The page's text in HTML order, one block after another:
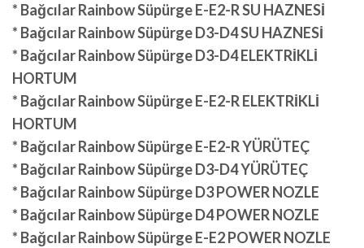
* Bağcılar Rainbow Süpürge E-E2-R SU HAZNESİ
* Bağcılar Rainbow Süpürge D3-D4 SU HAZNESİ
* Bağcılar Rainbow Süpürge D3-D4 ELEKTRİKLİ
HORTUM
* Bağcılar Rainbow Süpürge E-E2-R ELEKTRİKLİ
HORTUM
* Bağcılar Rainbow Süpürge E-E2-R YÜRÜTEÇ
* Bağcılar Rainbow Süpürge D3-D4 YÜRÜTEÇ
* Bağcılar Rainbow Süpürge D3 POWER NOZLE
* Bağcılar Rainbow Süpürge D4 POWER NOZLE
* Bağcılar Rainbow Süpürge E-E2 POWER NOZLE